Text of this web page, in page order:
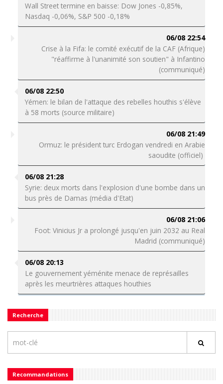
Wall Street termine en baisse: Dow Jones -0,85%,
Nasdaq -0,06%, S&P 500 -0,18%
06/08 22:54
Crise à la Fifa: le comité exécutif de la CAF (Afrique)
"réaffirme à l'unanimité son soutien" à Infantino
(communiqué)
06/08 22:50
Yémen: le bilan de l'attaque des rebelles houthis s'élève
à 58 morts (source militaire)
06/08 21:49
Ormuz: le président turc Erdogan vendredi en Arabie
saoudite (officiel)
06/08 21:28
Syrie: deux morts dans l'explosion d'une bombe dans un
bus près de Damas (média d'Etat)
06/08 21:06
Foot: Vinicius Jr a prolongé jusqu'en juin 2032 au Real
Madrid (communiqué)
06/08 20:13
Le gouvernement yéménite menace de représailles
après les meurtrières attaques houthies
Recherche
Recommandations